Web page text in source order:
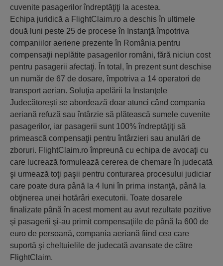
cuvenite pasagerilor îndreptăţiţi la acestea.
Echipa juridică a FlightClaim.ro a deschis în ultimele
două luni peste 25 de procese în Instanţă împotriva
companiilor aeriene prezente în România pentru
compensaţii neplătite pasagerilor români, fără niciun cost
pentru pasagerii afectaţi. În total, în prezent sunt deschise
un număr de 67 de dosare, împotriva a 14 operatori de
transport aerian. Soluţia apelării la Instanţele
Judecătoreşti se abordează doar atunci când compania
aeriană refuză sau întârzie să plătească sumele cuvenite
pasagerilor, iar pasagerii sunt 100% îndreptăţiţi să
primească compensaţii pentru întârzieri sau anulări de
zboruri. FlightClaim.ro împreună cu echipa de avocaţi cu
care lucrează formulează cererea de chemare în judecată
şi urmează toţi paşii pentru conturarea procesului judiciar
care poate dura până la 4 luni în prima instanţă, până la
obţinerea unei hotărâri executorii. Toate dosarele
finalizate până în acest moment au avut rezultate pozitive
şi pasagerii şi-au primit compensaţiile de până la 600 de
euro de persoană, compania aeriană fiind cea care
suportă şi cheltuielile de judecată avansate de către
FlightClaim.